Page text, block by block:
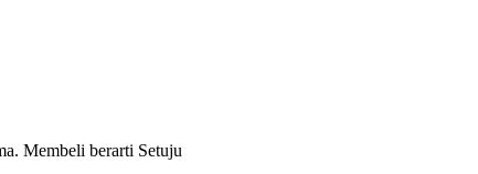
Membeli berarti Setuju